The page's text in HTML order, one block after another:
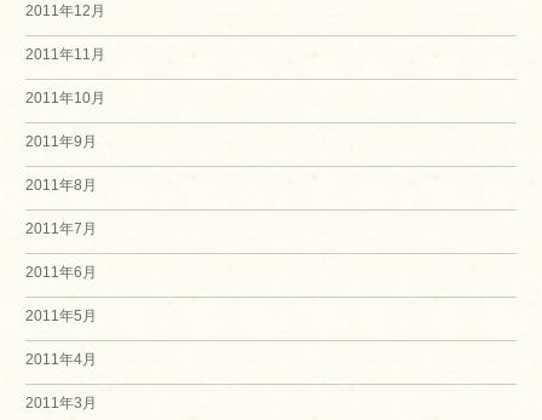
2011年12月
2011年11月
2011年10月
2011年9月
2011年8月
2011年7月
2011年6月
2011年5月
2011年4月
2011年3月